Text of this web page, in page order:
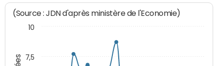
(Source : JDN d'après ministère de l'Economie)
7,5
10